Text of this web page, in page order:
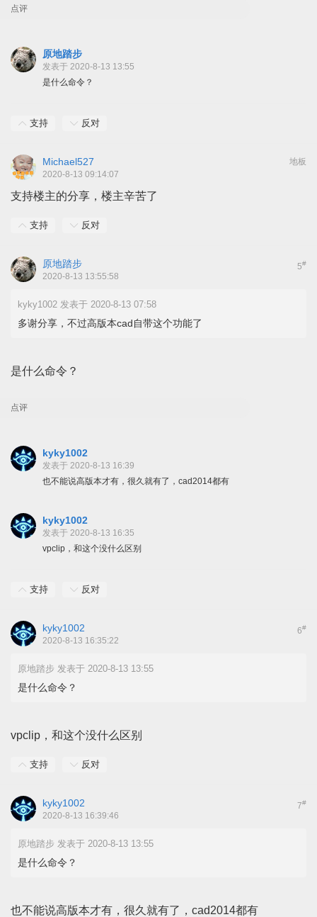
点评
原地踏步
发表于 2020-8-13 13:55
是什么命令？
支持 反对
地板
Michael527
2020-8-13 09:14:07
支持楼主的分享，楼主辛苦了
支持 反对
5#
原地踏步
2020-8-13 13:55:58
kyky1002 发表于 2020-8-13 07:58
多谢分享，不过高版本cad自带这个功能了
是什么命令？
点评
kyky1002
发表于 2020-8-13 16:39
也不能说高版本才有，很久就有了，cad2014都有
kyky1002
发表于 2020-8-13 16:35
vpclip，和这个没什么区别
支持 反对
6#
kyky1002
2020-8-13 16:35:22
原地踏步 发表于 2020-8-13 13:55
是什么命令？
vpclip，和这个没什么区别
支持 反对
7#
kyky1002
2020-8-13 16:39:46
原地踏步 发表于 2020-8-13 13:55
是什么命令？
也不能说高版本才有，很久就有了，cad2014都有